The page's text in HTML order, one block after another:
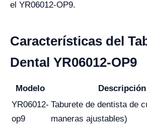
el YR06012-OP9.
Características del
Dental YR06012-OP9
Modelo Descripción
YR06012-
op9
Taburete de dentista de
maneras ajustables)